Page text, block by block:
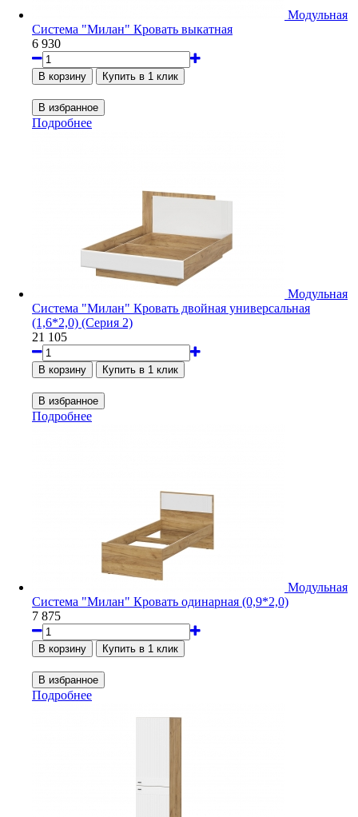
Модульная
Система "Милан" Кровать выкатная
6 930
Подробнее
Модульная
Система "Милан" Кровать двойная универсальная
(1,6*2,0) (Серия 2)
21 105
Подробнее
Модульная
Система "Милан" Кровать одинарная (0,9*2,0)
7 875
Подробнее